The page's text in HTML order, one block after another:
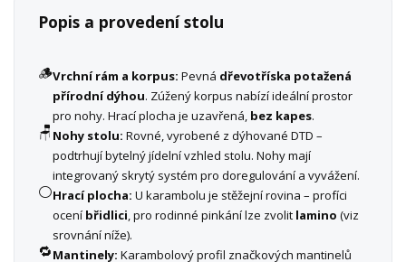
Popis a provedení stolu
🪵Vrchní rám a korpus: Pevná dřevotříska potažená
přírodní dýhou. Zúžený korpus nabízí ideální prostor
pro nohy. Hrací plocha je uzavřená, bez kapes.
🪑 Nohy stolu: Rovné, vyrobené z dýhované DTD –
podtrhují bytelný jídelní vzhled stolu. Nohy mají
integrovaný skrytý systém pro doregulování a vyvážení.
⚪Hrací plocha: U karambolu je stěžejní rovina – profíci
ocení břidlici, pro rodinné pinkání lze zvolit lamino (viz
srovnání níže).
🔁Mantinely: Karambolový profil značkových mantinelů